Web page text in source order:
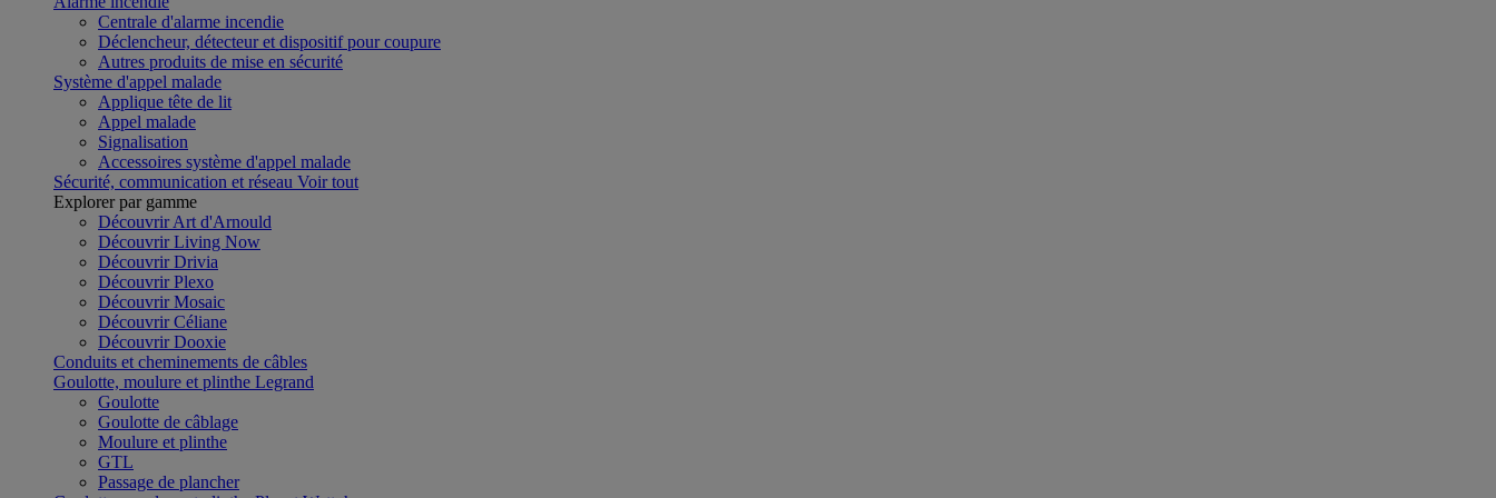
Centrale d'alarme incendie
Déclencheur, détecteur et dispositif pour coupure
Autres produits de mise en sécurité
Système d'appel malade
Applique tête de lit
Appel malade
Signalisation
Accessoires système d'appel malade
Sécurité, communication et réseau Voir tout
Explorer par gamme
Découvrir Art d'Arnould
Découvrir Living Now
Découvrir Drivia
Découvrir Plexo
Découvrir Mosaic
Découvrir Céliane
Découvrir Dooxie
Conduits et cheminements de câbles
Goulotte, moulure et plinthe Legrand
Goulotte
Goulotte de câblage
Moulure et plinthe
GTL
Passage de plancher